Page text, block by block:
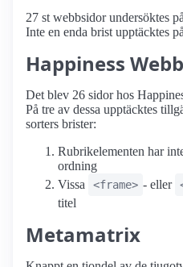
27 st webbsidor undersöktes
Inte en enda brist upptäcktes
Happiness
Det blev 26 sidor hos
På tre av dessa upptäcktes
sorters brister:
Rubrikelementen har
ordning
Vissa
<frame> - eller
titel
Metamatrix